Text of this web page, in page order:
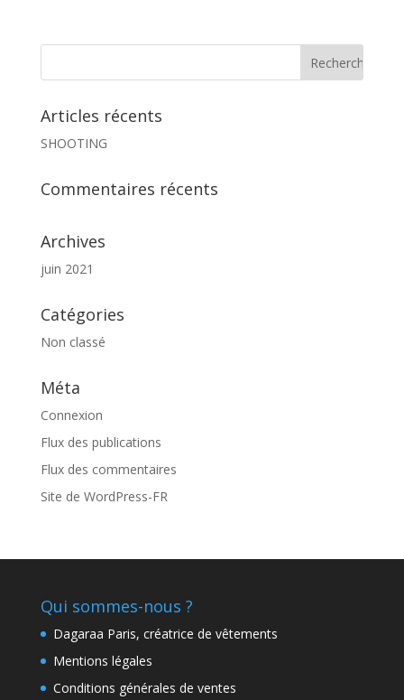
Articles récents
SHOOTING
Commentaires récents
Archives
juin 2021
Catégories
Non classé
Méta
Connexion
Flux des publications
Flux des commentaires
Site de WordPress-FR
Qui sommes-nous ?
Dagaraa Paris, créatrice de vêtements
Mentions légales
Conditions générales de ventes